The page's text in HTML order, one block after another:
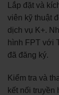
Lắp đặt và
viên kỹ thuật
dịch vụ K+.
hình FPT với
đã đăng ký.
Kiểm tra và
kết nối truyền